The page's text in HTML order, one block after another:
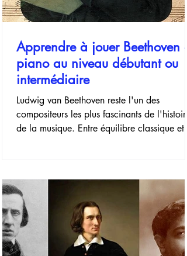
Apprendre à jouer Beethoven
piano au niveau débutant ou
intermédiaire
Ludwig van Beethoven reste l'un des
compositeurs les plus fascinants de l'histoire
de la musique. Entre équilibre classique et
représente donc une étape cruciale pour de
nombreux pianistes, de celles qui
transforment à la fois leur technique et leur
sensibilité musicale. Pour les débutants
de leurs premières leçons au clavier comme